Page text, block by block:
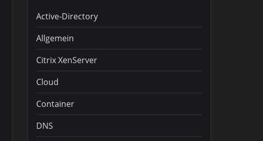
Active-Directory
Allgemein
Citrix XenServer
Cloud
Container
DNS